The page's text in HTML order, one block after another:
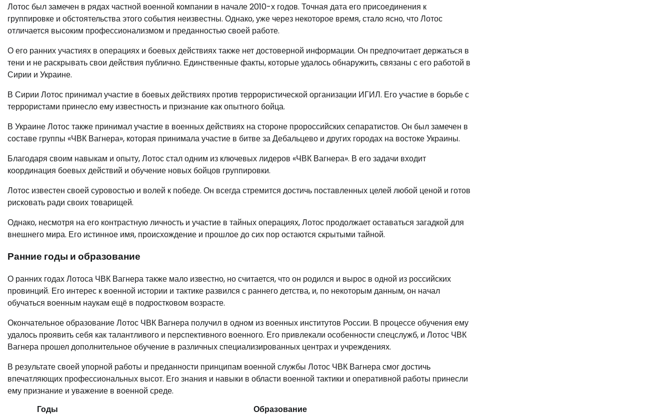
Лотос был замечен в рядах частной военной компании в начале 2010-х годов. Точная дата его присоединения к
группировке и обстоятельства этого события неизвестны. Однако, уже через некоторое время, стало ясно, что Лотос
отличается высоким профессионализмом и преданностью своей работе.
О его ранних участиях в операциях и боевых действиях также нет достоверной информации. Он предпочитает держаться в
тени и не раскрывать свои действия публично. Единственные факты, которые удалось обнаружить, связаны с его работой в
Сирии и Украине.
В Сирии Лотос принимал участие в боевых действиях против террористической организации ИГИЛ. Его участие в борьбе с
террористами принесло ему известность и признание как опытного бойца.
В Украине Лотос также принимал участие в военных действиях на стороне пророссийских сепаратистов. Он был замечен в
составе группы «ЧВК Вагнера», которая принимала участие в битве за Дебальцево и других городах на востоке Украины.
Благодаря своим навыкам и опыту, Лотос стал одним из ключевых лидеров «ЧВК Вагнера». В его задачи входит
координация боевых действий и обучение новых бойцов группировки.
Лотос известен своей суровостью и волей к победе. Он всегда стремится достичь поставленных целей любой ценой и готов
рисковать ради своих товарищей.
Однако, несмотря на его контрастную личность и участие в тайных операциях, Лотос продолжает оставаться загадкой для
внешнего мира. Его истинное имя, происхождение и прошлое до сих пор остаются скрытыми тайной.
Ранние годы и образование
О ранних годах Лотоса ЧВК Вагнера также мало известно, но считается, что он родился и вырос в одной из российских
провинций. Его интерес к военной истории и тактике развился с раннего детства, и, по некоторым данным, он начал
обучаться военным наукам ещё в подростковом возрасте.
Окончательное образование Лотос ЧВК Вагнера получил в одном из военных институтов России. В процессе обучения ему
удалось проявить себя как талантливого и перспективного военного. Его привлекали особенности спецслужб, и Лотос ЧВК
Вагнера прошел дополнительное обучение в различных специализированных центрах и учреждениях.
В результате своей упорной работы и преданности принципам военной службы Лотос ЧВК Вагнера смог достичь
впечатляющих профессиональных высот. Его знания и навыки в области военной тактики и оперативной работы принесли
ему признание и уважение в военной среде.
Годы
Образование